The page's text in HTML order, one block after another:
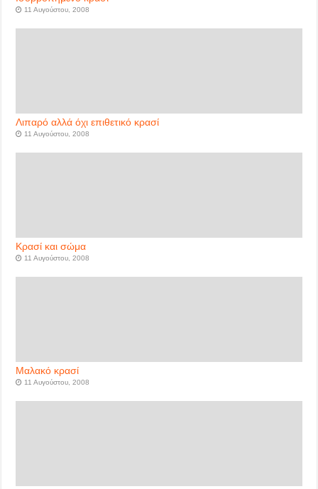
11 Αυγούστου, 2008
Λιπαρό αλλά όχι επιθετικό κρασί
11 Αυγούστου, 2008
Κρασί και σώμα
11 Αυγούστου, 2008
Μαλακό κρασί
11 Αυγούστου, 2008